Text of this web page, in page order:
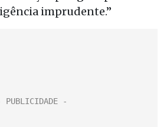
imprudente.”